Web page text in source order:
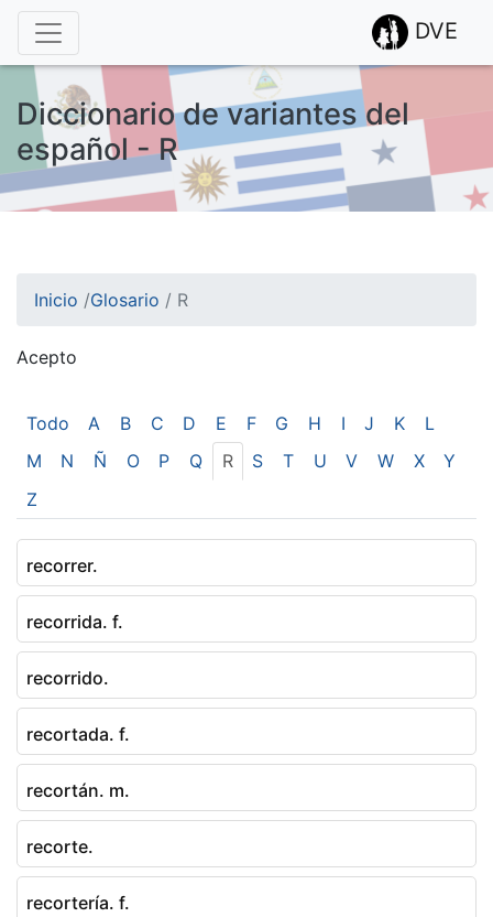
DVE
Diccionario de variantes del
español - R
Inicio /Glosario / R
Acepto
Todo A B C D E F G H I J K
L
M
N Ñ O P Q R S T U V W X
Y
Z
recorrer.
recorrida. f.
recorrido.
recortada. f.
recortán. m.
recorte.
recortería. f.